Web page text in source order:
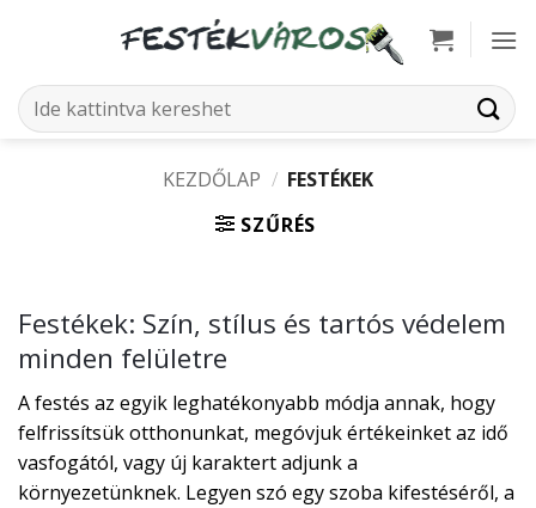
Keresés
a
KEZDŐLAP / FESTÉKEK
SZŰRÉS
Festékek: Szín, stílus és tartós védelem
minden felületre
A festés az egyik leghatékonyabb módja annak, hogy
felfrissítsük otthonunkat, megóvjuk értékeinket az idő
vasfogától, vagy új karaktert adjunk a
környezetünknek. Legyen szó egy szoba kifestéséről, a